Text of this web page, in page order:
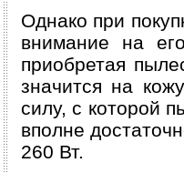
Однако при
внимание на
приобретая
значится на
силу, с которой
вполне
260 Вт.